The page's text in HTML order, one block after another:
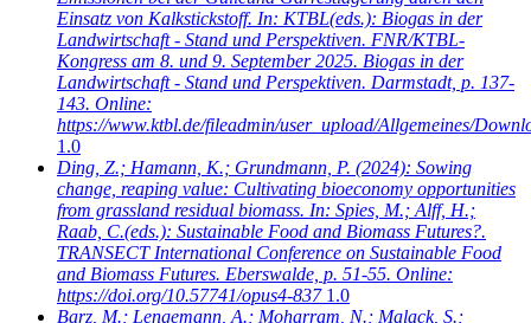
Einsatz von Kalkstickstoff. In: KTBL(eds.): Biogas in der
Landwirtschaft - Stand und Perspektiven. FNR/KTBL-
Kongress am 8. und 9. September 2025. Biogas in der
Landwirtschaft - Stand und Perspektiven. Darmstadt, p. 137-
143. Online:
https://www.ktbl.de/fileadmin/user_upload/Allgemeines/
1.0
Ding, Z.; Hamann, K.; Grundmann, P. (2024): Sowing
change, reaping value: Cultivating bioeconomy opportunities
from grassland residual biomass. In: Spies, M.; Alff, H.;
Raab, C.(eds.): Sustainable Food and Biomass Futures?.
TRANSECT International Conference on Sustainable Food
and Biomass Futures. Eberswalde, p. 51-55. Online:
https://doi.org/10.57741/opus4-837 1.0
Barz, M.; Lengemann, A.; Moharram, N.; Malack, S.;